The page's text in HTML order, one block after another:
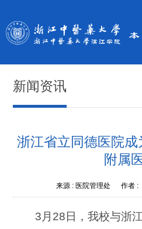
新闻资讯
浙江省立同德医院
附属
来源 : 医院管理处 作者 :
3月28日，我校与浙